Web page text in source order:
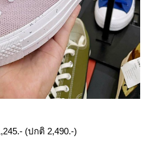
(ปกติ 2,490.-)